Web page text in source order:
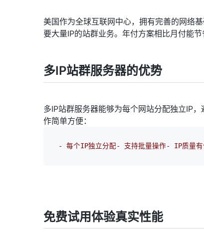
美国作为全球互联网中心，拥有完善的网络
要大量IP的站群业务。年付方案相比月付能
多IP站群服务器的优势
多IP站群服务器能够为每个网站分配独立IP
作简单方便：
- 每个IP独立分配- 支持批量操作- IP质量有
免费试用体验真实性能